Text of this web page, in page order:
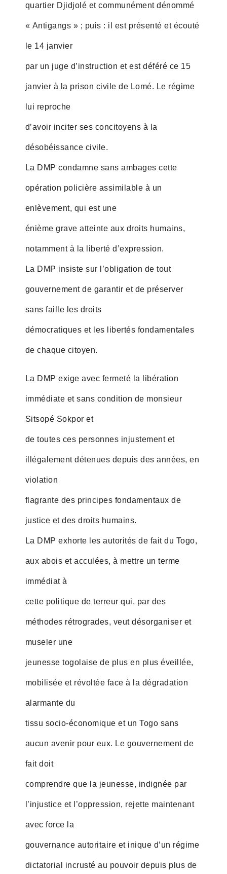
quartier Djidjolé et communément dénommé
« Antigangs » ; puis : il est présenté et écouté
le 14 janvier
par un juge d’instruction et est déféré ce 15
janvier à la prison civile de Lomé. Le régime
lui reproche
d’avoir inciter ses concitoyens à la
désobéissance civile.
La DMP condamne sans ambages cette
opération policière assimilable à un
enlèvement, qui est une
énième grave atteinte aux droits humains,
notamment à la liberté d’expression.
La DMP insiste sur l’obligation de tout
gouvernement de garantir et de préserver
sans faille les droits
démocratiques et les libertés fondamentales
de chaque citoyen.
La DMP exige avec fermeté la libération
immédiate et sans condition de monsieur
Sitsopé Sokpor et
de toutes ces personnes injustement et
illégalement détenues depuis des années, en
violation
flagrante des principes fondamentaux de
justice et des droits humains.
La DMP exhorte les autorités de fait du Togo,
aux abois et acculées, à mettre un terme
immédiat à
cette politique de terreur qui, par des
méthodes rétrogrades, veut désorganiser et
museler une
jeunesse togolaise de plus en plus éveillée,
mobilisée et révoltée face à la dégradation
alarmante du
tissu socio-économique et un Togo sans
aucun avenir pour eux. Le gouvernement de
fait doit
comprendre que la jeunesse, indignée par
l’injustice et l’oppression, rejette maintenant
avec force la
gouvernance autoritaire et inique d’un régime
dictatorial incrusté au pouvoir depuis plus de